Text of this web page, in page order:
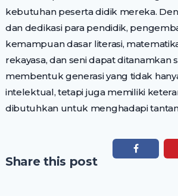
kebutuhan peserta didik mereka.
dan dedikasi para pendidik,
kemampuan dasar literasi,
rekayasa, dan seni dapat ditanamkan
membentuk generasi yang tidak
intelektual, tetapi juga memiliki
dibutuhkan untuk menghadapi
Share this post